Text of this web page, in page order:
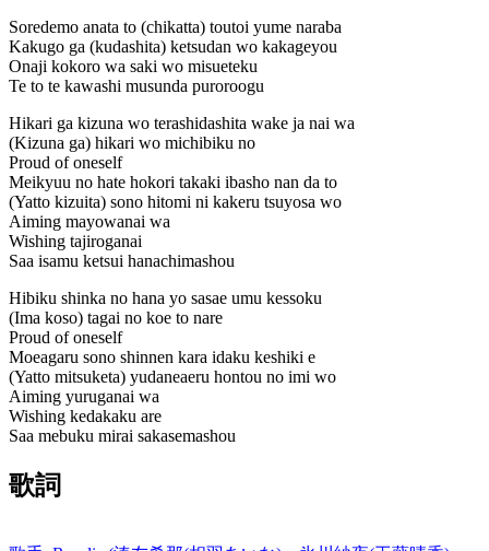
Soredemo anata to (chikatta) toutoi yume naraba
Kakugo ga (kudashita) ketsudan wo kakageyou
Onaji kokoro wa saki wo misueteku
Te to te kawashi musunda puroroogu
Hikari ga kizuna wo terashidashita wake ja nai wa
(Kizuna ga) hikari wo michibiku no
Proud of oneself
Meikyuu no hate hokori takaki ibasho nan da to
(Yatto kizuita) sono hitomi ni kakeru tsuyosa wo
Aiming mayowanai wa
Wishing tajiroganai
Saa isamu ketsui hanachimashou
Hibiku shinka no hana yo sasae umu kessoku
(Ima koso) tagai no koe to nare
Proud of oneself
Moeagaru sono shinnen kara idaku keshiki e
(Yatto mitsuketa) yudaneaeru hontou no imi wo
Aiming yuruganai wa
Wishing kedakaku are
Saa mebuku mirai sakasemashou
歌詞